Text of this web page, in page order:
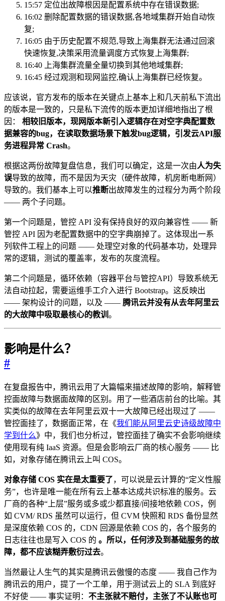
15:57 定位出故障根因是配置系统中存在错误数据;
16:02 删除配置数据的错误数据,各地域集群开始自动恢
复;
16:05 由于历史配置不规范,导致上海集群无法通过回滚
快速恢复,决策采用流量调度方式恢复上海集群;
16:40 上海集群流量全量切换到其他地域集群;
16:45 经过观测和现网监控,确认上海集群已经恢复。
应该说，官方发布的版本在关键点上基本上和几天前私下流出
的版本是一致的，只是私下流传的版本更加详细地指出了根
因： 相较旧版本，现网版本新引入逻辑存在对空字典配置数
据兼容的bug，在读取数据场景下触发bug逻辑，引发云API服
务进程异常 Crash。
根据这两份故障复盘信息，我们可以确定，这是一次由人为失
误导致的故障，而不是因为天灾（硬件故障，机房断电断网）
导致的。我们基本上可以推断出故障发生的过程分为两个阶段
—— 两个子问题。
第一个问题是，管控 API 没有保持良好的双向兼容性 —— 新
管控 API 因为老配置数据中的空字典崩掉了。这体现出一系
列软件工程上的问题 —— 处理空对象的代码基本功，处理异
常的逻辑，测试的覆盖率，发布的灰度流程。
第二个问题是，循环依赖（容器平台与管控API）导致系统无
法自动拉起，需要运维手工介入进行 Bootstrap。这反映出
—— 架构设计的问题，以及 —— 腾讯云并没有从去年阿里云
的大故障中吸取最核心的教训 。
影响是什么？
#
在复盘报告中，腾讯云用了大篇幅来描述故障的影响，解释管
控面故障与数据面故障的区别。用了一些酒店前台的比喻。其
实类似的故障在去年阿里云双十一大故障已经出现过了 ——
管控面挂了，数据面正常，在《我们能从阿里云史诗级故障中
学到什么》中，我们也分析过，管控面挂了确实不会影响继续
使用现有纯 IaaS 资源。但是会影响云厂商的核心服务 —— 比
如，对象存储在腾讯云上叫 COS。
对象存储 COS 实在是太重要了，可以说是云计算的“定义性服
务”，也许是唯一能在所有云上基本达成共识标准的服务。云
厂商的各种“上层”服务或多或少都直接/间接地依赖 COS，例
如 CVM/ RDS 虽然可以运行，但 CVM 快照和 RDS 备份显然
是深度依赖 COS 的，CDN 回源是依赖 COS 的，各个服务的
日志往往也是写入 COS 的 。所以，任何涉及到基础服务的故
障，都不应该糊弄敷衍过去。
当然最让人生气的其实是腾讯云傲慢的态度 —— 我自己作为
腾讯云的用户，提了一个工单，用于测试云上的 SLA 到底好
不好使 —— 事实证明： 不主张就不赔付，主张了不认账也可